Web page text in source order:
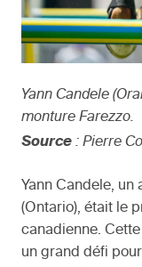
Yann Candele
monture Farezzo.
Source : Pierre
Yann Candele, un
(Ontario), était le
canadienne.
un grand défi